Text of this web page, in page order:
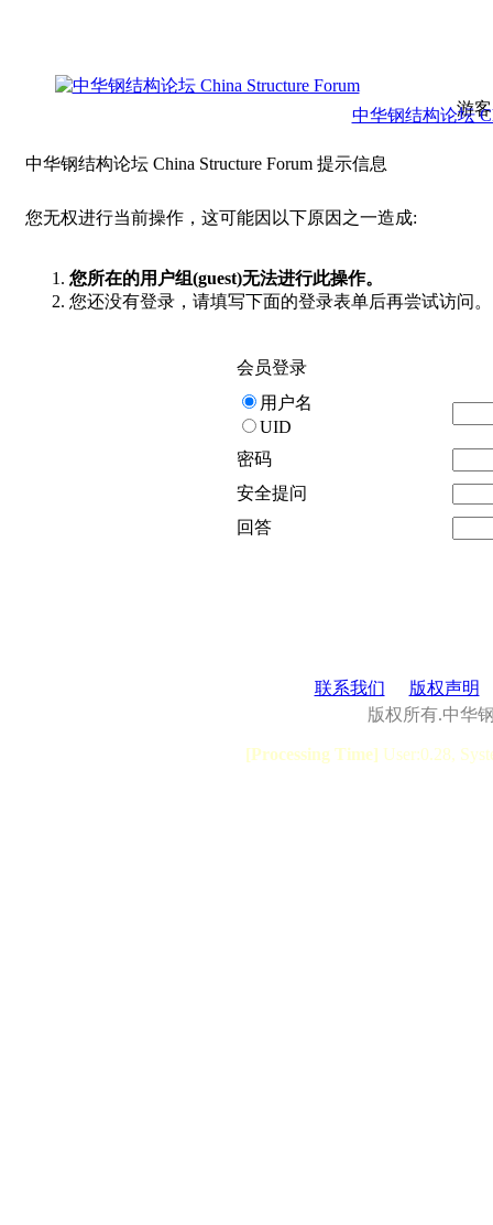
游
中华钢结构论坛
中华钢结构论坛 China Structure Forum 提示信息
您无权进行当前操作，这可能因以下原因之一造成:
您所在的用户组(guest)无法进行此操作。
您还没有登录，请填写下面的登录表单后再尝试访问。
会员登录
用户名
UID
密码
安全提问
回答
联系我们
版权声明
版权所有.中华
[Processing Time] User:0.28,